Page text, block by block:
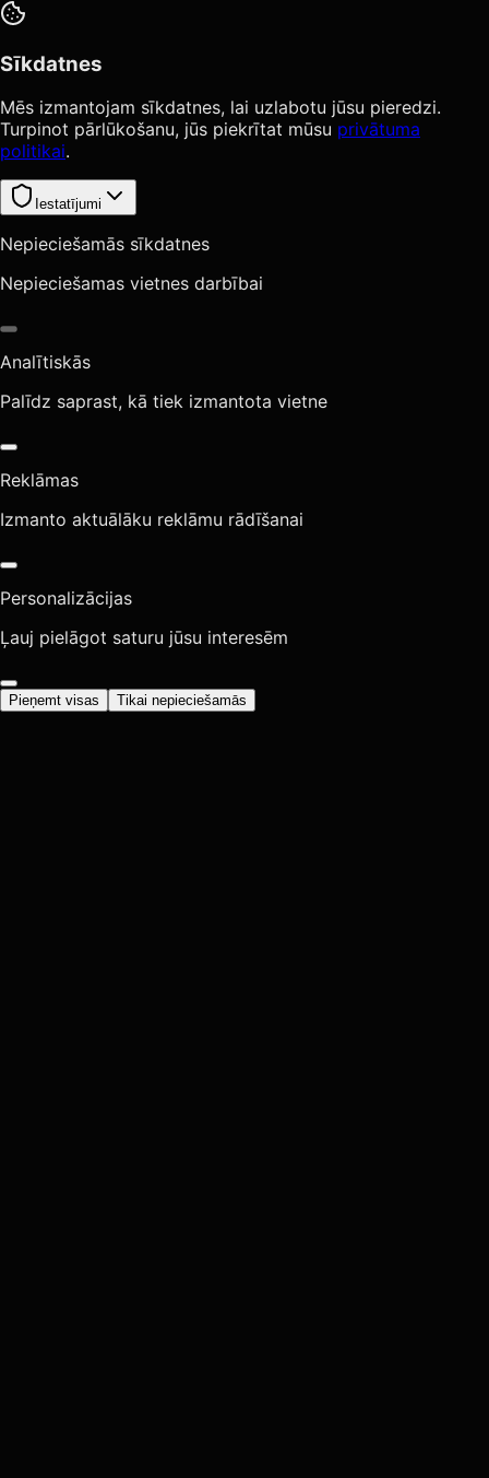
Sīkdatnes
Mēs izmantojam sīkdatnes, lai uzlabotu jūsu pieredzi.
Turpinot pārlūkošanu, jūs piekrītat mūsu privātuma
politikai.
Iestatījumi
Nepieciešamās sīkdatnes
Nepieciešamas vietnes darbībai
Analītiskās
Palīdz saprast, kā tiek izmantota vietne
Reklāmas
Izmanto aktuālāku reklāmu rādīšanai
Personalizācijas
Ļauj pielāgot saturu jūsu interesēm
Pieņemt visas Tikai nepieciešamās